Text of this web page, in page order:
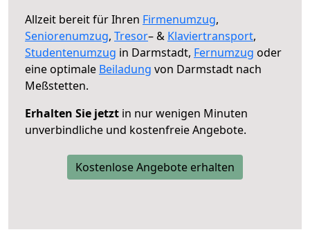
Allzeit bereit für Ihren Firmenumzug,
Seniorenumzug, Tresor– & Klaviertransport,
Studentenumzug in Darmstadt, Fernumzug oder
eine optimale Beiladung von Darmstadt nach
Meßstetten.
Erhalten Sie jetzt in nur wenigen Minuten
unverbindliche und kostenfreie Angebote.
Kostenlose Angebote erhalten